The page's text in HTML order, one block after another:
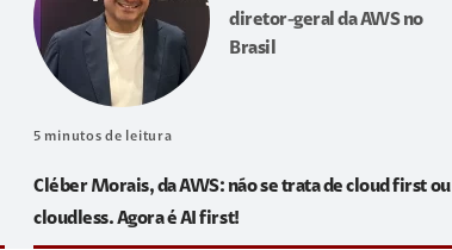
diretor-geral da AWS no
Brasil
5 minutos de leitura
Cléber Morais, da AWS: não se trata de cloud first ou
cloudless. Agora é AI first!